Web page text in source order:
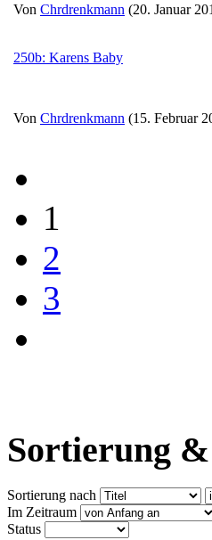
Von Chrdrenkmann (20. Januar
250b: Karens Baby
Von Chrdrenkmann (15. Februar
1
2
3
Sortierung
Sortierung nach
Im Zeitraum
Status